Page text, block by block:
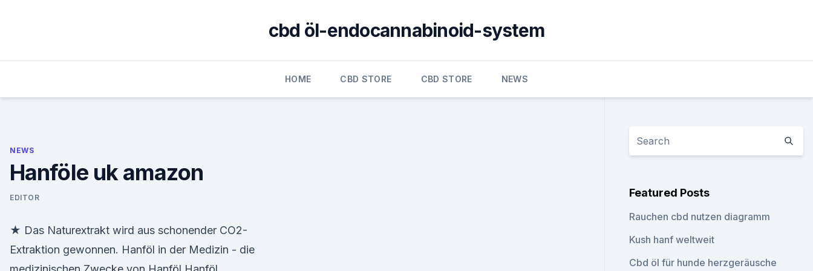
cbd öl-endocannabinoid-system
HOME CBD STORE CBD STORE NEWS
NEWS
Hanföle uk amazon
EDITOR
★ Das Naturextrakt wird aus schonender CO2-
Extraktion gewonnen. Hanföl in der Medizin - die
Featured Posts
Rauchen cbd nutzen diagramm
Kush hanf weltweit
Cbd öl für hunde herzgeräusche